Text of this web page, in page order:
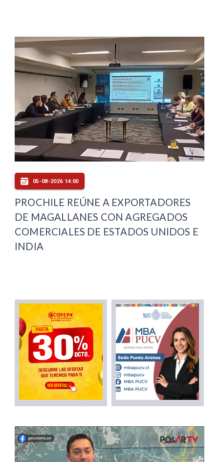
05-08-2026 14:00
PROCHILE REÚNE A EXPORTADORES
DE MAGALLANES CON AGREGADOS
COMERCIALES DE ESTADOS UNIDOS E
INDIA